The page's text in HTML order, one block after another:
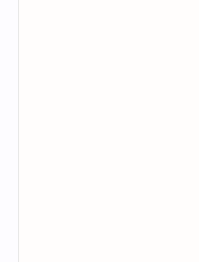
Mungkin kamu sudah
Aku Kesempatan artinya
mencari tahu maksud lagu
Stevan Pasaribu. Tanpa
Arti Makna
Kesempatan